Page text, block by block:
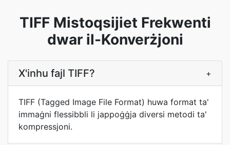
TIFF Mistoqsijiet Frekwenti
dwar il-Konverżjoni
X'inhu fajl TIFF? +
TIFF (Tagged Image File Format) huwa format ta'
immaġni flessibbli li jappoġġja diversi metodi ta'
kompressjoni.